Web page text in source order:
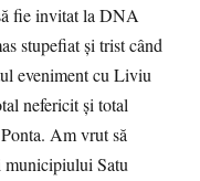
fie invitat la DNA
stupefiat şi trist când
eveniment cu Liviu
nefericit şi total
Am vrut să
Satu